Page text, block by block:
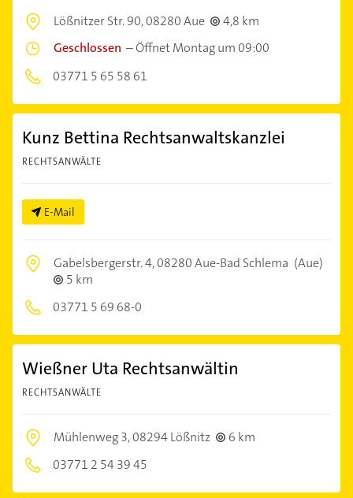
Lößnitzer Str. 90,08280 Aue
4,8 km
Geschlossen –Öffnet Montag um 09:00
03771 5 65 58 61
Kunz Bettina Rechtsanwaltskanzlei
RECHTSANWÄLTE
E-Mail
Gabelsbergerstr. 4,08280 Aue-Bad Schlema (Aue)
5 km
03771 5 69 68-0
Wießner Uta Rechtsanwältin
RECHTSANWÄLTE
Mühlenweg 3,08294 Lößnitz
6 km
03771 2 54 39 45